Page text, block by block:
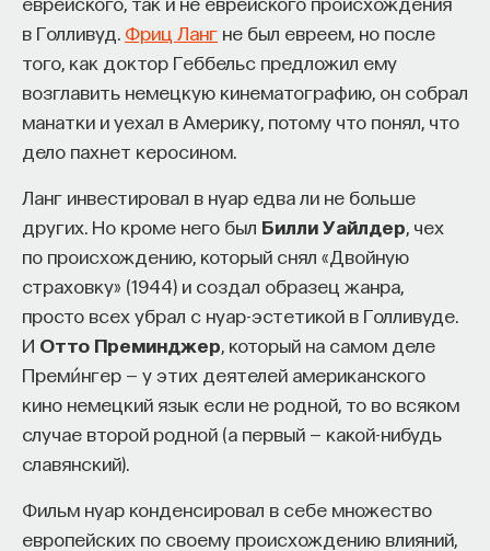
в Голливуд. Фриц Ланг не был евреем, но после
того, как доктор Геббельс предложил ему
возглавить немецкую кинематографию, он собрал
манатки и уехал в Америку, потому что понял, что
дело пахнет керосином.
Ланг инвестировал в нуар едва ли не больше
других. Но кроме него был Билли Уайлдер , чех
по происхождению, который снял «Двойную
страховку» (1944) и создал образец жанра,
просто всех убрал с нуар-эстетикой в Голливуде.
И Отто Преминджер , который на самом деле
Преми́нгер — у этих деятелей американского
кино немецкий язык если не родной, то во всяком
случае второй родной (а первый — какой-нибудь
славянский).
Фильм нуар конденсировал в себе множество
европейских по своему происхождению влияний,
заинтересованы в работе в инновационных
компаниях, но не знают, с чего начать.
Специалисты сталкиваются с тремя ключевыми
барьерами:
Недостаток информации о глобальных
мешает поиску подходящих ваканси; ​
Непрозрачные механизмы в инновационных
компаниях усложняют процесс
трудоустройства​;
Стереотипы не позволяют эффективно
конкурировать на международном рынке​.
Что такое Naukka Talents
Naukka Talents
сервис, а комплексная платформа поддержки
специалистов на пути к карьере в глобальных
в знаменитой космической саге, включая
ее последние эпизоды.
Этапы мономифа
Понятие мономифа Кэмпбелл позаимствовал
увлекся в конце 1920-х годов, во время
путешествия в Европу. То была пора расцвета
мифологизма в литературе: «Улисс» Джойса
мономифичен, повествует о вселенском
Одиссее, о герое как вечном страннике,
в каком бы времени и пространстве
ни разворачивалось его путешествие.
Мифологизму Джойса посвящена первая книга
Кэмпбелла «Отмычка к “Поминкам по Финнегану”»
(1944). Тогда же ученый открыл для себя Фрейда,
Юнга, Томаса Манна. Позже, «изучая Гете,
Шопенгауэра и Ницше, — вспоминает Кэмпбелл, —